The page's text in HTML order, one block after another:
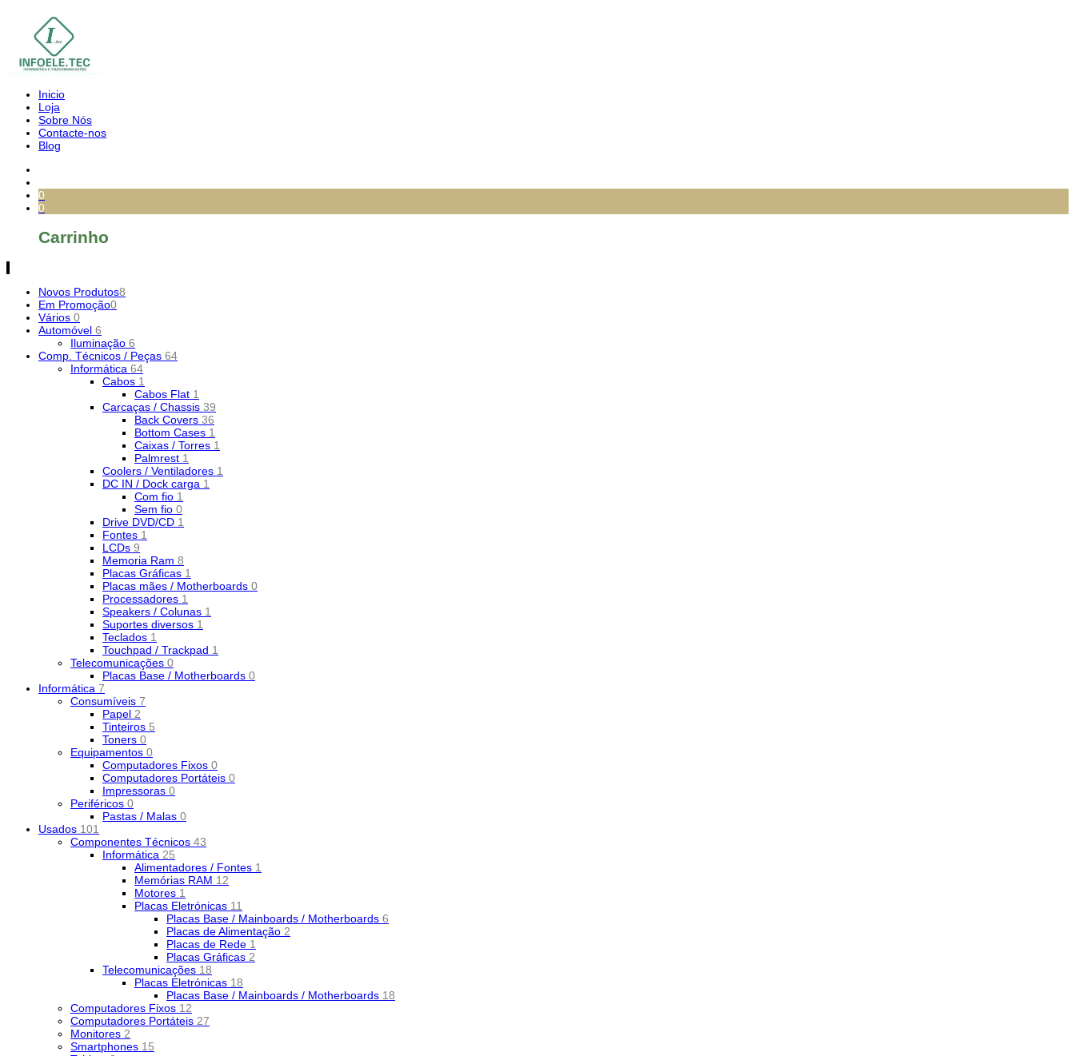
Inicio
Loja
Sobre Nós
Contacte-nos
Blog
0
0
Carrinho
Novos Produtos8
Em Promoção0
Vários 0
Automóvel 6
Iluminação 6
Comp. Técnicos / Peças 64
Informática 64
Cabos 1
Cabos Flat 1
Carcaças / Chassis 39
Back Covers 36
Bottom Cases 1
Caixas / Torres 1
Palmrest 1
Coolers / Ventiladores 1
DC IN / Dock carga 1
Com fio 1
Sem fio 0
Drive DVD/CD 1
Fontes 1
LCDs 9
Memoria Ram 8
Placas Gráficas 1
Placas mães / Motherboards 0
Processadores 1
Speakers / Colunas 1
Suportes diversos 1
Teclados 1
Touchpad / Trackpad 1
Telecomunicações 0
Placas Base / Motherboards 0
Informática 7
Consumíveis 7
Papel 2
Tinteiros 5
Toners 0
Equipamentos 0
Computadores Fixos 0
Computadores Portáteis 0
Impressoras 0
Periféricos 0
Pastas / Malas 0
Usados 101
Componentes Técnicos 43
Informática 25
Alimentadores / Fontes 1
Memórias RAM 12
Motores 1
Placas Eletrónicas 11
Placas Base / Mainboards / Motherboards 6
Placas de Alimentação 2
Placas de Rede 1
Placas Gráficas 2
Telecomunicações 18
Placas Eletrónicas 18
Placas Base / Mainboards / Motherboards 18
Computadores Fixos 12
Computadores Portáteis 27
Monitores 2
Smartphones 15